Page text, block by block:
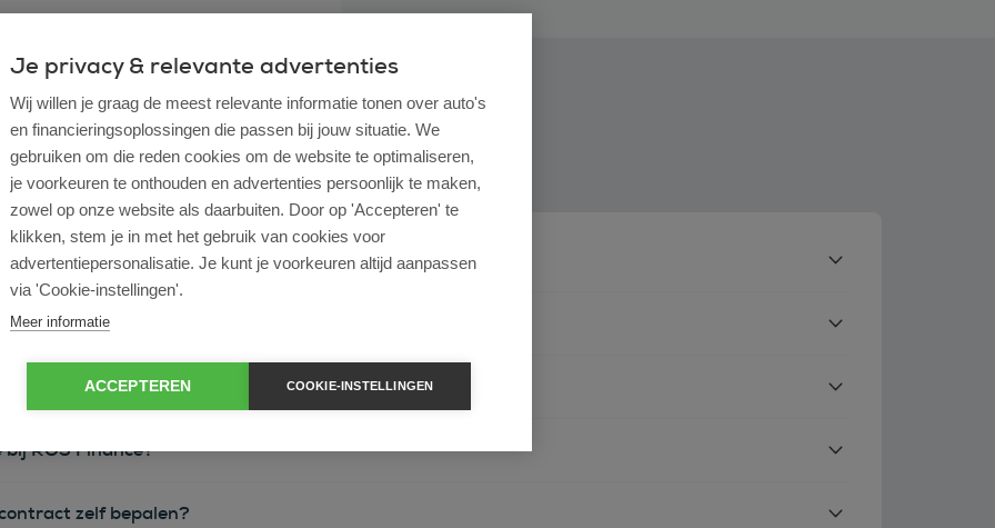
ondernemer?
operational lease?
ROS Finance?
zelf bepalen?
Je privacy & relevante advertenties
Wij willen je graag de meest relevante informatie tonen over auto's
en financieringsoplossingen die passen bij jouw situatie. We
gebruiken om die reden cookies om de website te optimaliseren,
je voorkeuren te onthouden en advertenties persoonlijk te maken,
zowel op onze website als daarbuiten. Door op 'Accepteren' te
klikken, stem je in met het gebruik van cookies voor
advertentiepersonalisatie. Je kunt je voorkeuren altijd aanpassen
via 'Cookie-instellingen'.
Meer informatie
ACCEPTEREN COOKIE-INSTELLINGEN